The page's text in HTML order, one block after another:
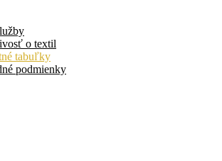
o textil
tabuľky
podmienky